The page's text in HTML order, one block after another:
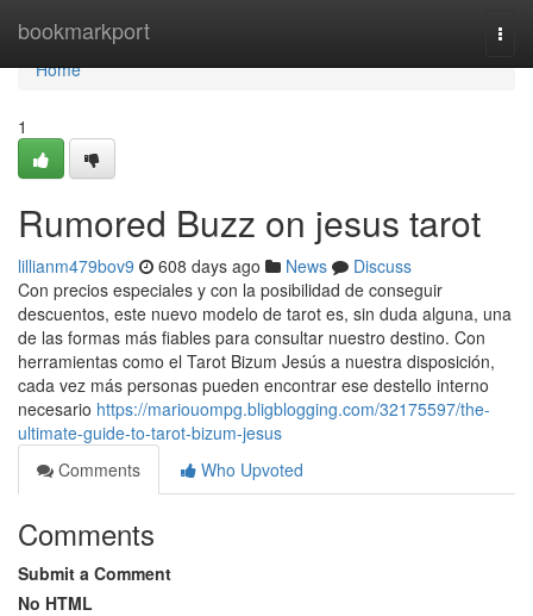
bookmarkport
Home
Home
1
Rumored Buzz on jesus tarot
lillianm479bov9 608 days ago News
Discuss
Con precios especiales y con la posibilidad de conseguir
descuentos, este nuevo modelo de tarot es, sin duda alguna, una
de las formas más fiables para consultar nuestro destino. Con
herramientas como el Tarot Bizum Jesús a nuestra disposición,
cada vez más personas pueden encontrar ese destello interno
necesario https://mariouompg.bligblogging.com/32175597/the-
ultimate-guide-to-tarot-bizum-jesus
Comments
Who Upvoted
Comments
Submit a Comment
No HTML